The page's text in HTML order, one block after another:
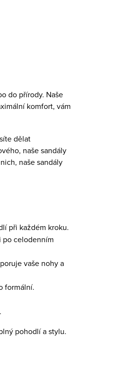
do přírody. Naše
komfort, vám
dělat
naše sandály
naše sandály
při každém kroku.
po celodenním
vaše nohy a
formální.
pohodlí a stylu.